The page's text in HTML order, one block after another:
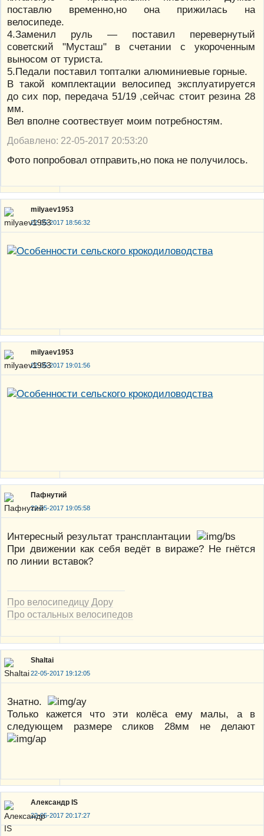
поставлю временно,но она прижилась на
велосипеде.
4.Заменил руль — поставил перевернутый
советский "Мусташ" в счетании с укороченным
выносом от туриста.
5.Педали поставил топталки алюминиевые горные.
В такой комплектации велосипед эксплуатируется
до сих пор, передача 51/19 ,сейчас стоит резина 28
мм.
Вел вполне соотвествует моим потребностям.
Добавлено: 22-05-2017 20:53:20
Фото попробовал отправить,но пока не получилось.
milyaev1953
22-05-2017 18:56:32
milyaev1953
22-05-2017 19:01:56
Пафнутий
22-05-2017 19:05:58
Интересный результат трансплантации
При движении как себя ведёт в вираже? Не гнётся
по линии вставок?
Про велосипедицу Дору
Про остальных велосипедов
Shaltai
22-05-2017 19:12:05
Знатно.
Только кажется что эти колёса ему малы, а в
следующем размере сликов 28мм не делают
Александр IS
22-05-2017 20:17:27